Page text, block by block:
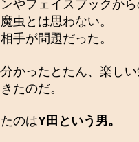
やフェイスブックか
虫とは思わない。
手が問題だった。
かったとたん、楽し
たのだ。
のはY田という男。